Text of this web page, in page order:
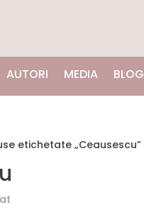
AUTORI MEDIA BLOG
etichetate „Ceausescu”